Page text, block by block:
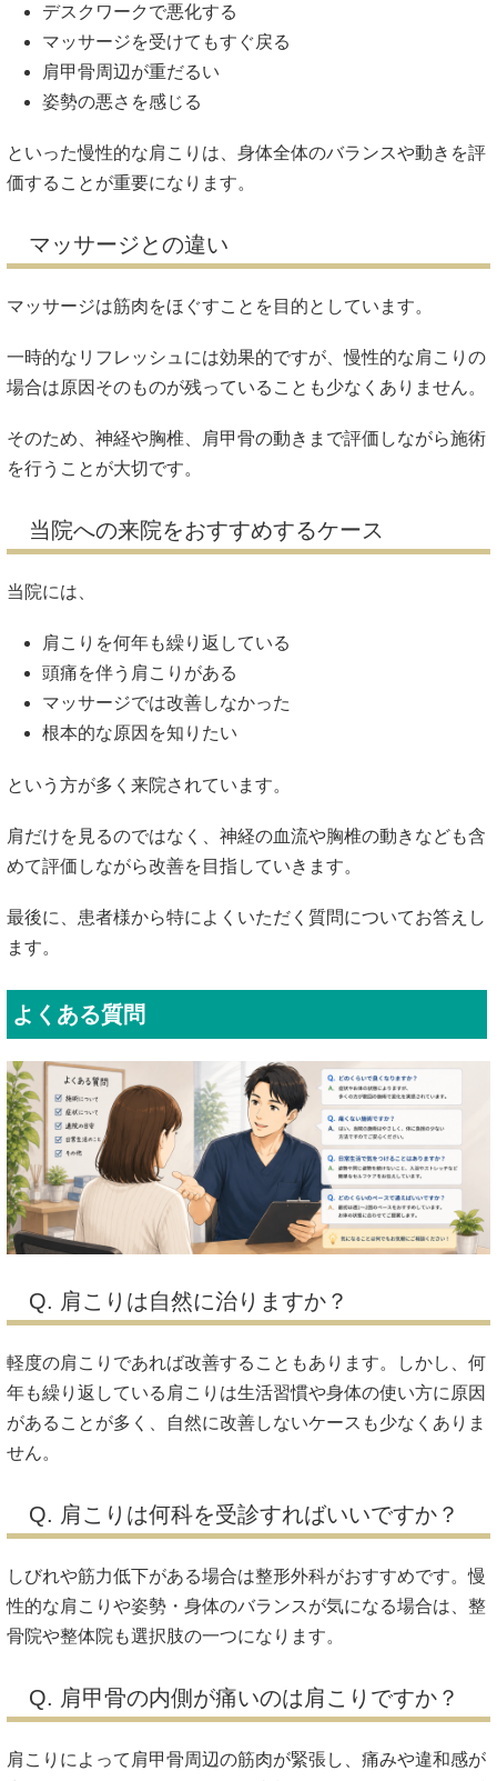
デスクワークで悪化する
マッサージを受けてもすぐ戻る
肩甲骨周辺が重だるい
姿勢の悪さを感じる
といった慢性的な肩こりは、身体全体のバランスや動きを評
価することが重要になります。
マッサージとの違い
マッサージは筋肉をほぐすことを目的としています。
一時的なリフレッシュには効果的ですが、慢性的な肩こりの
場合は原因そのものが残っていることも少なくありません。
そのため、神経や胸椎、肩甲骨の動きまで評価しながら施術
を行うことが大切です。
当院への来院をおすすめするケース
当院には、
肩こりを何年も繰り返している
頭痛を伴う肩こりがある
マッサージでは改善しなかった
根本的な原因を知りたい
という方が多く来院されています。
肩だけを見るのではなく、神経の血流や胸椎の動きなども含
めて評価しながら改善を目指していきます。
最後に、患者様から特によくいただく質問についてお答えし
ます。
よくある質問
Q. 肩こりは自然に治りますか？
軽度の肩こりであれば改善することもあります。しかし、何
年も繰り返している肩こりは生活習慣や身体の使い方に原因
があることが多く、自然に改善しないケースも少なくありま
せん。
Q. 肩こりは何科を受診すればいいですか？
しびれや筋力低下がある場合は整形外科がおすすめです。慢
性的な肩こりや姿勢・身体のバランスが気になる場合は、整
骨院や整体院も選択肢の一つになります。
Q. 肩甲骨の内側が痛いのは肩こりですか？
肩こりによって肩甲骨周辺の筋肉が緊張し、痛みや違和感が